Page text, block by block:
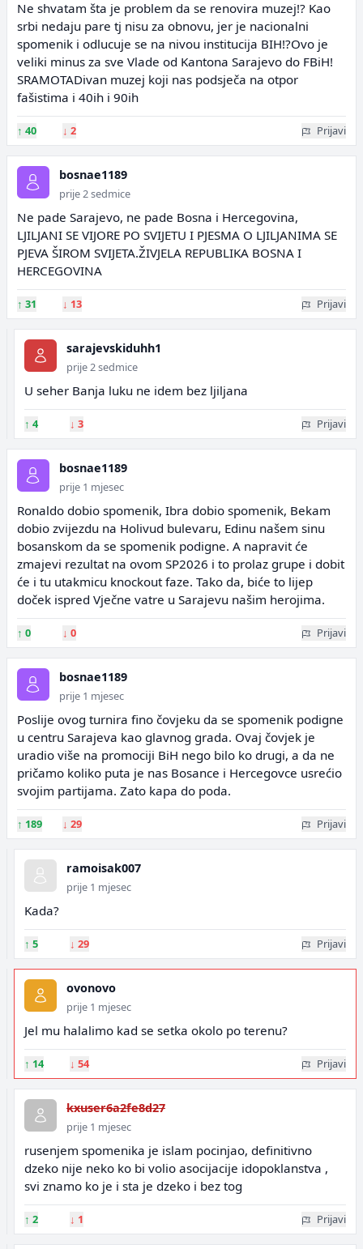
Ne shvatam šta je problem da se renovira muzej!? Kao
srbi nedaju pare tj nisu za obnovu, jer je nacionalni
spomenik i odlucuje se na nivou institucija BIH!?Ovo je
veliki minus za sve Vlade od Kantona Sarajevo do FBiH!
SRAMOTADivan muzej koji nas podsječa na otpor
fašistima i 40ih i 90ih
↑ 40 ↓ 2 Prijavi
bosnae1189
prije 2 sedmice
Ne pade Sarajevo, ne pade Bosna i Hercegovina,
LJILJANI SE VIJORE PO SVIJETU I PJESMA O LJILJANIMA SE
PJEVA ŠIROM SVIJETA.ŽIVJELA REPUBLIKA BOSNA I
HERCEGOVINA
↑ 31 ↓ 13 Prijavi
sarajevskiduhh1
prije 2 sedmice
U seher Banja luku ne idem bez ljiljana
↑ 4 ↓ 3 Prijavi
bosnae1189
prije 1 mjesec
Ronaldo dobio spomenik, Ibra dobio spomenik, Bekam
dobio zvijezdu na Holivud bulevaru, Edinu našem sinu
bosanskom da se spomenik podigne. A napravit će
zmajevi rezultat na ovom SP2026 i to prolaz grupe i dobit
će i tu utakmicu knockout faze. Tako da, biće to lijep
doček ispred Vječne vatre u Sarajevu našim herojima.
↑ 0 ↓ 0 Prijavi
bosnae1189
prije 1 mjesec
Poslije ovog turnira fino čovjeku da se spomenik podigne
u centru Sarajeva kao glavnog grada. Ovaj čovjek je
uradio više na promociji BiH nego bilo ko drugi, a da ne
pričamo koliko puta je nas Bosance i Hercegovce usrećio
svojim partijama. Zato kapa do poda.
↑ 189 ↓ 29 Prijavi
ramoisak007
prije 1 mjesec
Kada?
↑ 5 ↓ 29 Prijavi
ovonovo
prije 1 mjesec
Jel mu halalimo kad se setka okolo po terenu?
↑ 14 ↓ 54 Prijavi
kxuser6a2fe8d27
prije 1 mjesec
rusenjem spomenika je islam pocinjao, definitivno
dzeko nije neko ko bi volio asocijacije idopoklanstva ,
svi znamo ko je i sta je dzeko i bez tog
↑ 2 ↓ 1 Prijavi